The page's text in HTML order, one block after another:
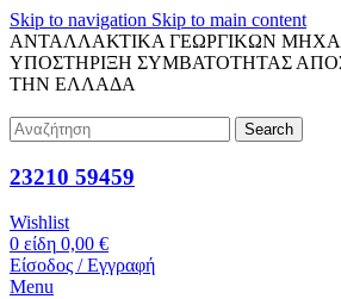
Skip to navigation Skip to main content
ΑΝΤΑΛΛΑΚΤΙΚΑ ΓΕΩΡΓΙΚΩΝ
ΥΠΟΣΤΗΡΙΞΗ ΣΥΜΒΑΤΟΤΗΤΑΣ
ΤΗΝ ΕΛΛΑΔΑ
Search
23210 59459
Wishlist
0 είδη 0,00 €
Είσοδος / Εγγραφή
Menu